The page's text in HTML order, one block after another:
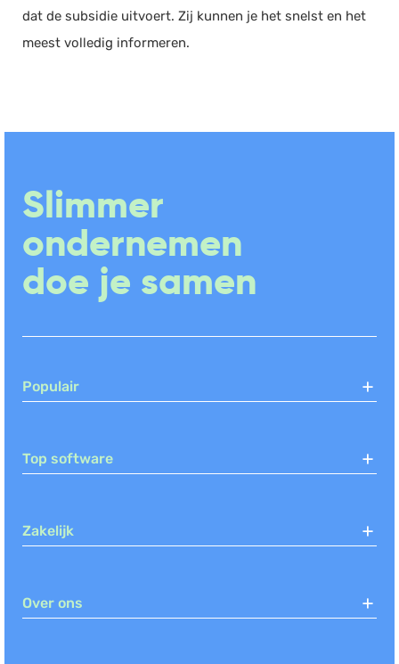
dat de subsidie uitvoert. Zij kunnen je het snelst en het
meest volledig informeren.
Slimmer
ondernemen
doe je samen
Populair
Top software
Zakelijk
Over ons